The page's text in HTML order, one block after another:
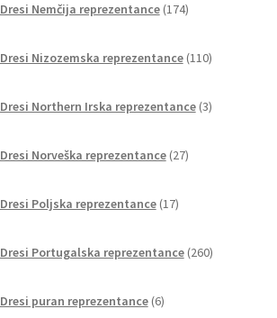
Dresi Nemčija reprezentance 174izdelkov
Dresi Nizozemska reprezentance 110izdelkov
Dresi Northern Irska reprezentance 3izdelki
Dresi Norveška reprezentance 27izdelkov
Dresi Poljska reprezentance 17izdelkov
Dresi Portugalska reprezentance 260izdelkov
Dresi puran reprezentance 6izdelkov